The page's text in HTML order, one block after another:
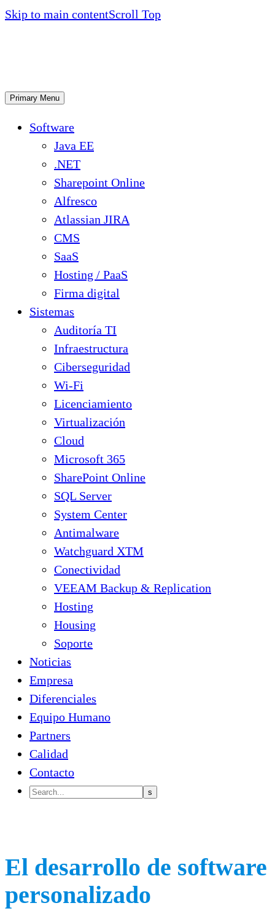
Skip to main contentScroll Top
Primary Menu
Software
Java EE
.NET
Sharepoint Online
Alfresco
Atlassian JIRA
CMS
SaaS
Hosting / PaaS
Firma digital
Sistemas
Auditoría TI
Infraestructura
Ciberseguridad
Wi-Fi
Licenciamiento
Virtualización
Cloud
Microsoft 365
SharePoint Online
SQL Server
System Center
Antimalware
Watchguard XTM
Conectividad
VEEAM Backup & Replication
Hosting
Housing
Soporte
Noticias
Empresa
Diferenciales
Equipo Humano
Partners
Calidad
Contacto
El desarrollo de software
personalizado